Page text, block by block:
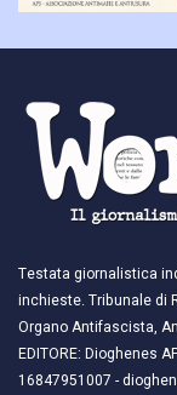
Testata giornalistica
inchieste. Tribunale di
Organo Antifascista,
EDITORE: Dioghenes
16847951007 -